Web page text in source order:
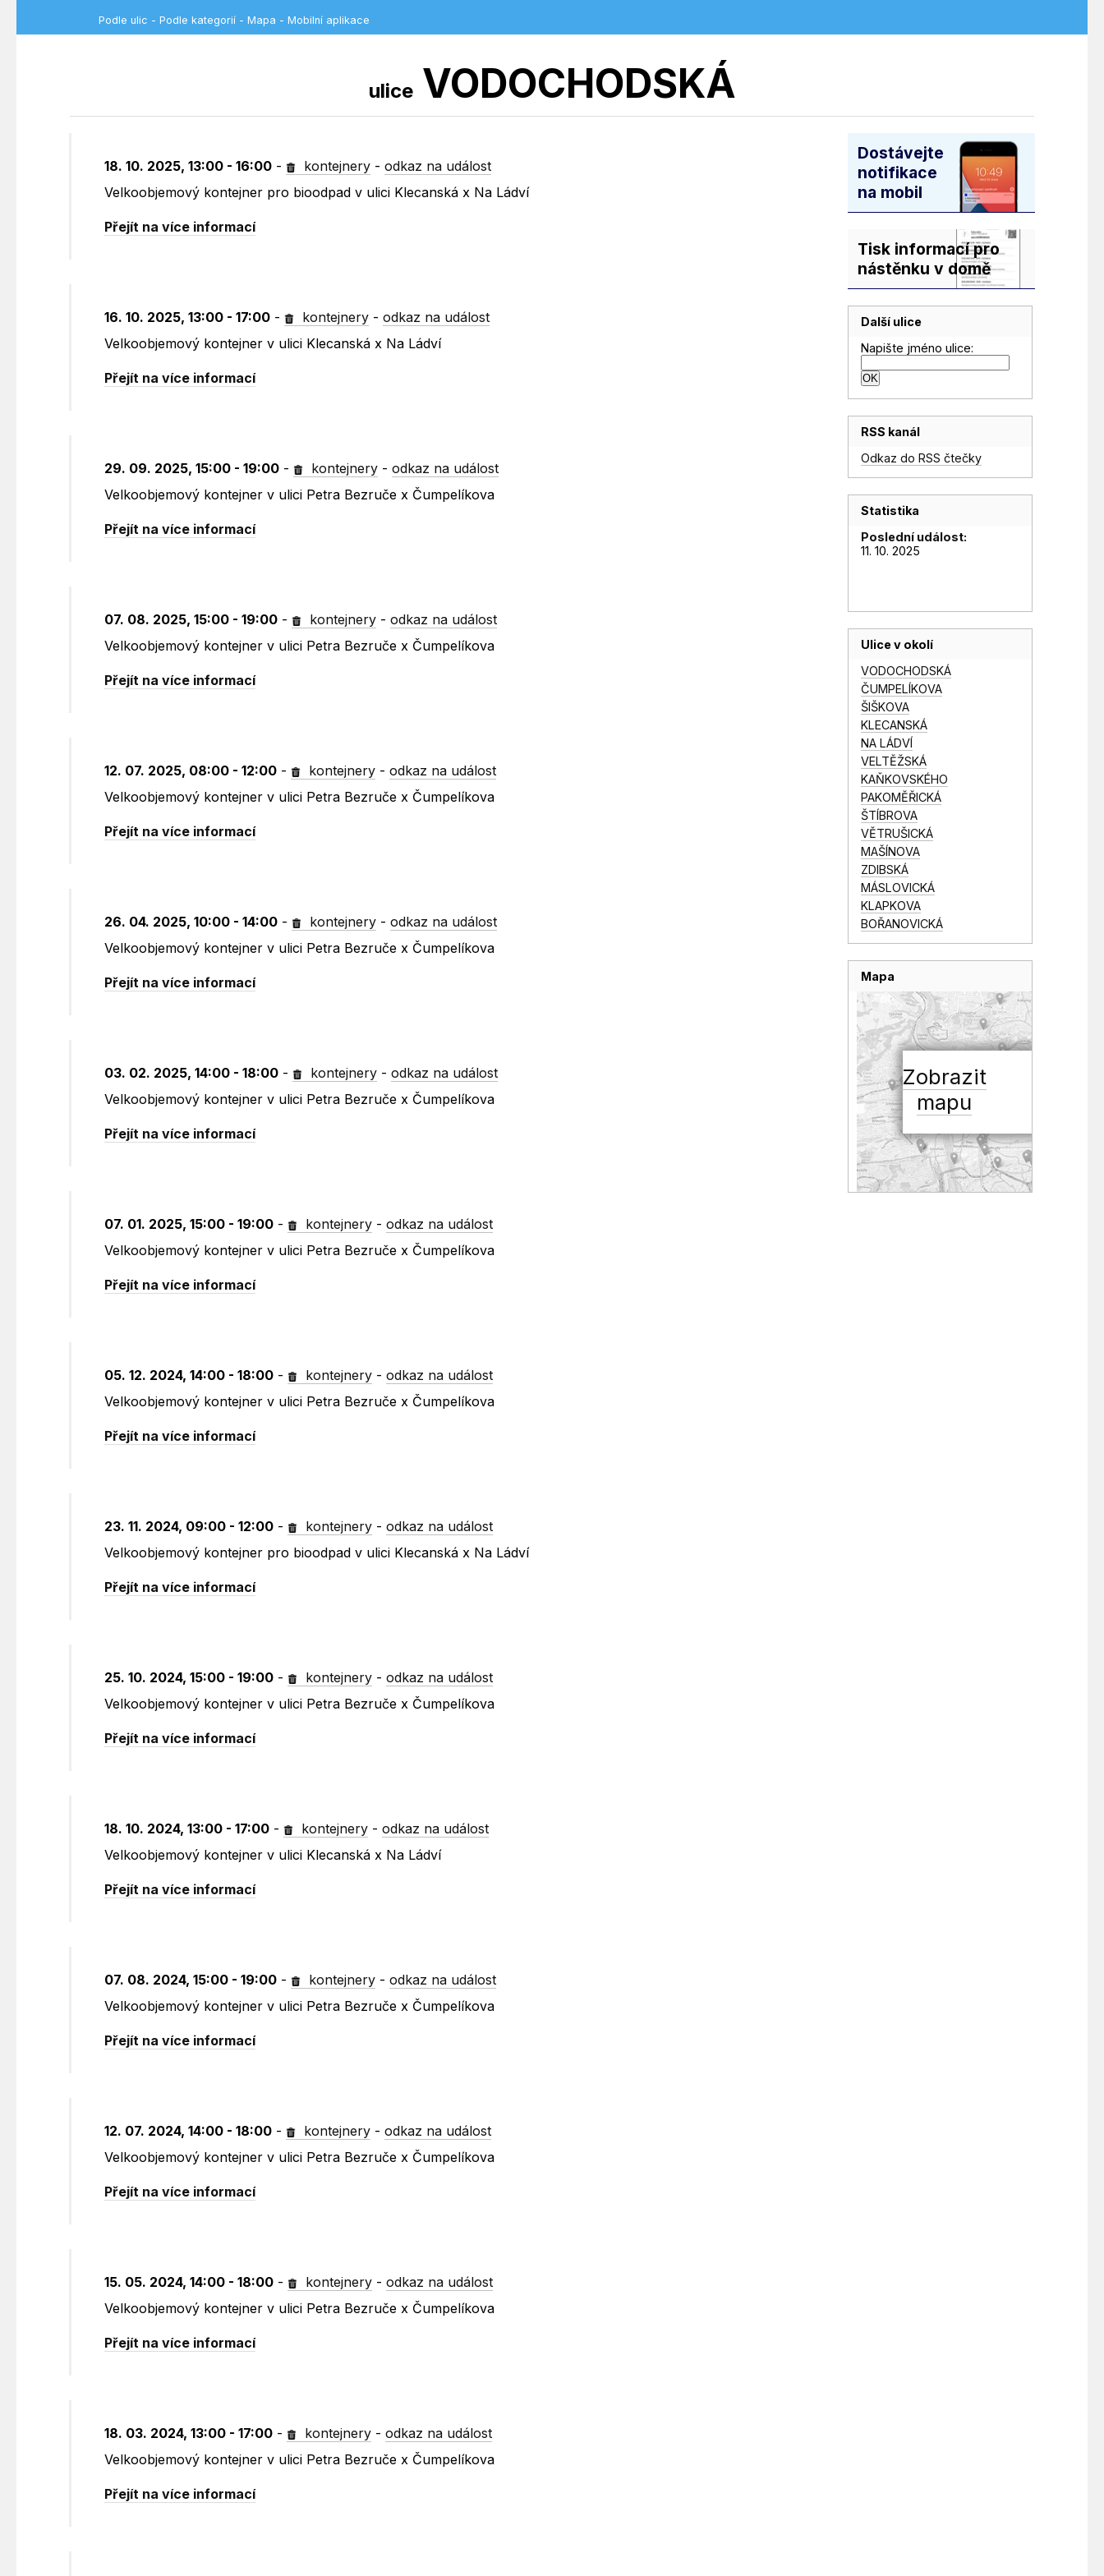
Podle ulic - Podle kategorií - Mapa - Mobilní aplikace
uliceVODOCHODSKÁ
18. 10. 2025, 13:00 - 16:00 - kontejnery -odkaz na událost
Velkoobjemový kontejner pro bioodpad v ulici Klecanská x Na Ládví
Přejít na více informací
16. 10. 2025, 13:00 - 17:00 - kontejnery -odkaz na událost
Velkoobjemový kontejner v ulici Klecanská x Na Ládví
Přejít na více informací
29. 09. 2025, 15:00 - 19:00 - kontejnery -odkaz na událost
Velkoobjemový kontejner v ulici Petra Bezruče x Čumpelíkova
Přejít na více informací
07. 08. 2025, 15:00 - 19:00 - kontejnery -odkaz na událost
Velkoobjemový kontejner v ulici Petra Bezruče x Čumpelíkova
Přejít na více informací
12. 07. 2025, 08:00 - 12:00 - kontejnery -odkaz na událost
Velkoobjemový kontejner v ulici Petra Bezruče x Čumpelíkova
Přejít na více informací
26. 04. 2025, 10:00 - 14:00 - kontejnery -odkaz na událost
Velkoobjemový kontejner v ulici Petra Bezruče x Čumpelíkova
Přejít na více informací
03. 02. 2025, 14:00 - 18:00 - kontejnery -odkaz na událost
Velkoobjemový kontejner v ulici Petra Bezruče x Čumpelíkova
Přejít na více informací
07. 01. 2025, 15:00 - 19:00 - kontejnery -odkaz na událost
Velkoobjemový kontejner v ulici Petra Bezruče x Čumpelíkova
Přejít na více informací
05. 12. 2024, 14:00 - 18:00 - kontejnery -odkaz na událost
Velkoobjemový kontejner v ulici Petra Bezruče x Čumpelíkova
Přejít na více informací
23. 11. 2024, 09:00 - 12:00 - kontejnery -odkaz na událost
Velkoobjemový kontejner pro bioodpad v ulici Klecanská x Na Ládví
Přejít na více informací
25. 10. 2024, 15:00 - 19:00 - kontejnery -odkaz na událost
Velkoobjemový kontejner v ulici Petra Bezruče x Čumpelíkova
Přejít na více informací
18. 10. 2024, 13:00 - 17:00 - kontejnery -odkaz na událost
Velkoobjemový kontejner v ulici Klecanská x Na Ládví
Přejít na více informací
07. 08. 2024, 15:00 - 19:00 - kontejnery -odkaz na událost
Velkoobjemový kontejner v ulici Petra Bezruče x Čumpelíkova
Přejít na více informací
12. 07. 2024, 14:00 - 18:00 - kontejnery -odkaz na událost
Velkoobjemový kontejner v ulici Petra Bezruče x Čumpelíkova
Přejít na více informací
15. 05. 2024, 14:00 - 18:00 - kontejnery -odkaz na událost
Velkoobjemový kontejner v ulici Petra Bezruče x Čumpelíkova
Přejít na více informací
18. 03. 2024, 13:00 - 17:00 - kontejnery -odkaz na událost
Velkoobjemový kontejner v ulici Petra Bezruče x Čumpelíkova
Přejít na více informací
Dostávejte
notifikace
na mobil
Tisk informací pro
nástěnku v domě
Další ulice
Napište jméno ulice:
RSS kanál
Odkaz do RSS čtečky
Statistika
Poslední událost:
11. 10. 2025
Ulice v okolí
VODOCHODSKÁ
ČUMPELÍKOVA
ŠIŠKOVA
KLECANSKÁ
NA LÁDVÍ
VELTĚŽSKÁ
KAŇKOVSKÉHO
PAKOMĚŘICKÁ
ŠTÍBROVA
VĚTRUŠICKÁ
MAŠÍNOVA
ZDIBSKÁ
MÁSLOVICKÁ
KLAPKOVA
BOŘANOVICKÁ
Mapa
Zobrazit
mapu